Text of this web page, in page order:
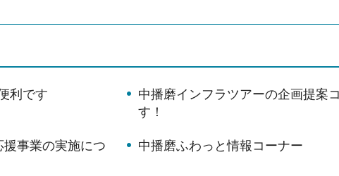
利です
中播磨インフラツアーの企画提案
す！
事業の実施につ
中播磨ふわっと情報コーナー